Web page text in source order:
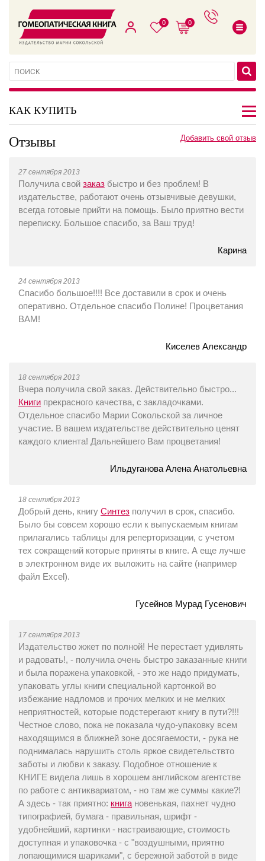
0 0
КАК КУПИТЬ
Добавить свой отзыв
Отзывы
27 сентября 2013
Получила свой заказ быстро и без проблем! В
издательстве, работают очень отзывчивые девушки,
всегда готовые прийти на помощь. Было приятно вести
переписку. Большое спасибо, за Ваш труд!
Карина
24 сентября 2013
Спасибо большое!!!! Все доставили в срок и очень
оперативно. Отдельное спасибо Полине! Процветания
ВАМ!
Киселев Александр
18 сентября 2013
Вчера получила свой заказ. Действительно быстро...
Книги прекрасного качества, с закладочками.
Отдельное спасибо Марии Сокольской за личное
участие. В вашем издательстве действительно ценят
каждого клиента! Дальнейшего Вам процветания!
Ильдуганова Алена Анатольевна
18 сентября 2013
Добрый день, книгу Синтез получил в срок, спасибо.
Было бы совсем хорошо если к выпускаемым книгам
прилагались таблицы для реперторизации, с учетом
тех сокращений которые приняты в книге. А еще лучше
в электронном виде их выложить на сайте (например
файл Excel).
Гусейнов Мурад Гусенович
17 сентября 2013
Издательство жжет по полной! Не перестает удивлять
и радовать!, - получила очень быстро заказанные книги
и была поражена упаковкой, - это же надо придумать,
упаковать углы книги специальной картонкой во
избежание надломов и прочих мелких и не мелких
неприятностей, которые подстерегают книгу в пути?!!!
Честное слово, пока не показала чудо-упаковку всем
находящимся в ближней зоне досягаемости, - рука не
поднималась нарушить столь яркое свидетельствто
заботы и любви к заказу. Подобное отношение к
КНИГЕ видела лишь в хорошем английском агентстве
по работе с антиквариатом, - но там же суммы какие?!
А здесь - так приятно: книга новенькая, пахнет чудно
типографией, бумага - правильная, шрифт -
удобнейший, картинки - настраивающие, стоимость
доступная и упаковочка - с "воздушными, приятно
лопающимися шариками", с бережной заботой в виде